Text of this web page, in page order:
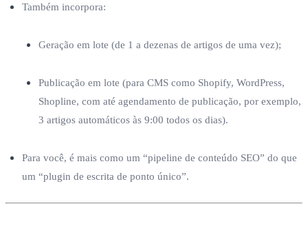
Também incorpora:
Geração em lote (de 1 a dezenas de artigos de uma vez);
Publicação em lote (para CMS como Shopify, WordPress,
Shopline, com até agendamento de publicação, por exemplo,
3 artigos automáticos às 9:00 todos os dias).
Para você, é mais como um “pipeline de conteúdo SEO” do que
um “plugin de escrita de ponto único”.